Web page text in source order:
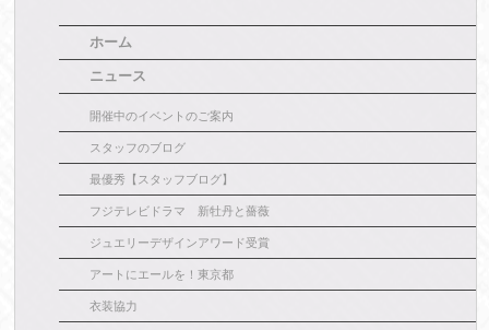
ホーム
ニュース
開催中のイベントのご案内
スタッフのブログ
最優秀【スタッフブログ】
フジテレビドラマ 新牡丹と薔薇
ジュエリーデザインアワード受賞
アートにエールを！東京都
衣装協力